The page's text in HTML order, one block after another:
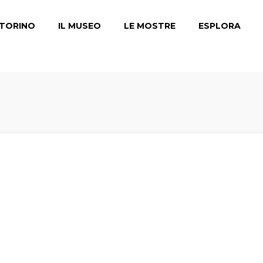
IL MUSEO LE MOSTRE ESPLORA